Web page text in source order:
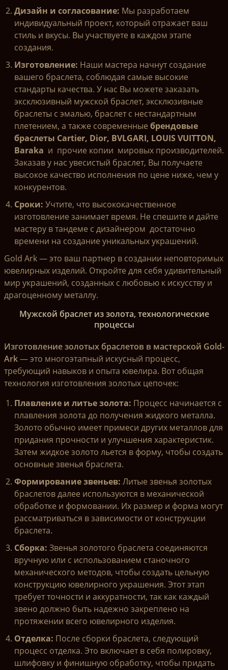
Дизайн и согласование: Мы разработаем
индивидуальный проект, который отражает ваш
стиль и вкусы. Вы участвуете в каждом этапе
создания.
Изготовление: Наши мастера начнут создание
вашего браслета, соблюдая самые высокие
стандарты качества. У нас Вы можете заказать
эксклюзивный мужской браслет, эксклюзивные
браслеты с эмалью, браслет с нестандартным
плетением, а также современные брендовые
браслеты Cartier, Dior, BVLGARI, LOUIS VUITTON,
Baraka и прочие копии мировых производителей.
Заказав у нас увесистый браслет, Вы получаете
высокое качество исполнения по цене ниже, чем у
конкурентов.
Сроки: Учтите, что высококачественное
изготовление занимает время. Не спешите и дайте
мастеру в тандеме с дизайнером достаточно
времени на создание уникальных украшений.
Gold Ark — это ваш партнер в создании неповторимых
ювелирных изделий. Откройте для себя удивительный
мир украшений, созданных с любовью к искусству и
драгоценному металлу.
Мужской браслет из золота, технологические
процессы
Изготовление золотых браслетов в мастерской Gold-
Ark— это многоэтапный искусный процесс,
требующий навыков и опыта ювелира. Вот общая
технология изготовления золотых цепочек:
Плавление и литье золота: Процесс начинается с
плавления золота до получения жидкого металла.
Золото обычно имеет примеси других металлов для
придания прочности и улучшения характеристик.
Затем жидкое золото льется в форму, чтобы создать
основные звенья браслета.
Формирование звеньев: Литые звенья золотых
браслетов далее используются в механической
обработке и формовании. Их размер и форма могут
рассматриваться в зависимости от конструкции
браслета.
Сборка: Звенья золотого браслета соединяются
вручную или с использованием станочного
механического методов, чтобы создать цельную
конструкцию ювелирного украшения. Этот этап
требует точности и аккуратности, так как каждый
звено должно быть надежно закреплено на
протяжении всего ювелирного изделия.
Отделка: После сборки браслета, следующий
процесс отделка. Это включает в себя полировку,
шлифовку и финишную обработку, чтобы придать